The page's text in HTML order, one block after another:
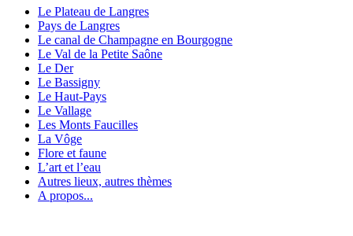
Le Plateau de Langres
Pays de Langres
Le canal de Champagne en Bourgogne
Le Val de la Petite Saône
Le Der
Le Bassigny
Le Haut-Pays
Le Vallage
Les Monts Faucilles
La Vôge
Flore et faune
L’art et l’eau
Autres lieux, autres thèmes
A propos...